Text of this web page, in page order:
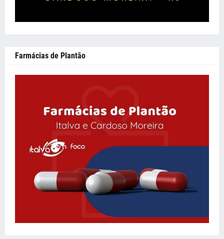
Farmácias de Plantão